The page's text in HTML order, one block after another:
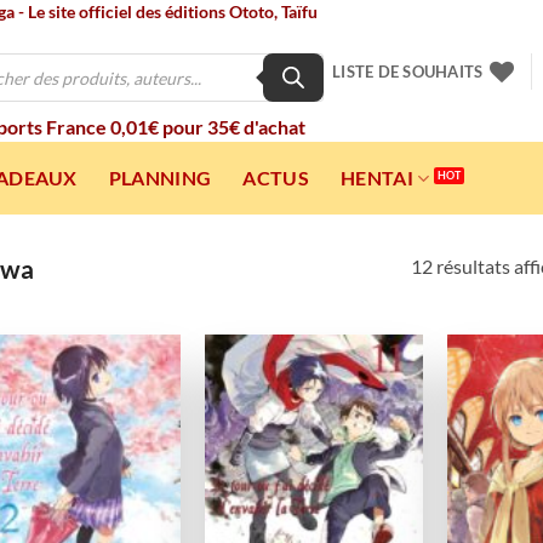
- Le site officiel des éditions Ototo, Taïfu
France 0,01€ pour 35€ d'achat
LISTE DE SOUHAITS
PLANNING ACTUS HENTAI
12 résultats
Ajouter
à la
wishlist
Ajouter
à la
wishlist